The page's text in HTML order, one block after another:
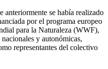
se había realizado
por el programa europeo
para la Naturaleza (WWF),
y autonómicas,
representantes del colectivo